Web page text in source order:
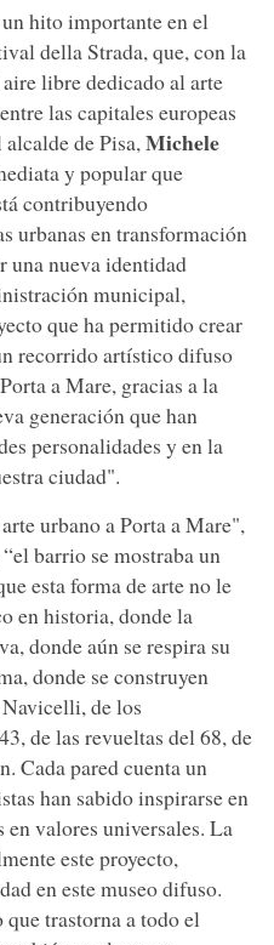
hito importante en el
della Strada, que, con la
libre dedicado al arte
las capitales europeas
de Pisa, Michele
y popular que
contribuyendo
urbanas en transformación
una nueva identidad
municipal,
que ha permitido crear
recorrido artístico difuso
a Mare, gracias a la
generación que han
personalidades y en la
ciudad".
urbano a Porta a Mare",
“el barrio se mostraba un
esta forma de arte no le
en historia, donde la
donde aún se respira su
donde se construyen
de los
de las revueltas del 68, de
Cada pared cuenta un
han sabido inspirarse en
en valores universales. La
este proyecto,
en este museo difuso.
trastorna a todo el